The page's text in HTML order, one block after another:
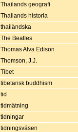
Thailands geografi
Thailands historia
thailändska
The Beatles
Thomas Alva Edison
Thomson, J.J.
Tibet
tibetansk buddhism
tid
tidmätning
tidningar
tidningsväsen